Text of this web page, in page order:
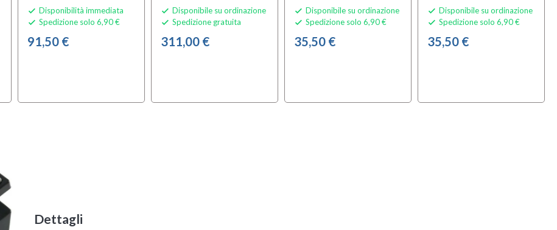
 Disponibilità immediata
 Spedizione solo 6,90 €
91,50 €
 Disponibile su ordinazione
 Spedizione gratuita
311,00 €
 Disponibile su ordinazione
 Spedizione solo 6,90 €
35,50 €
 Disponibile su ordinazione
 Spedizione solo 6,90 €
35,50 €
Dettagli